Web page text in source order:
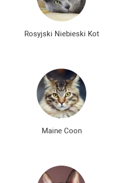
Rosyjski Niebieski Kot
Maine Coon